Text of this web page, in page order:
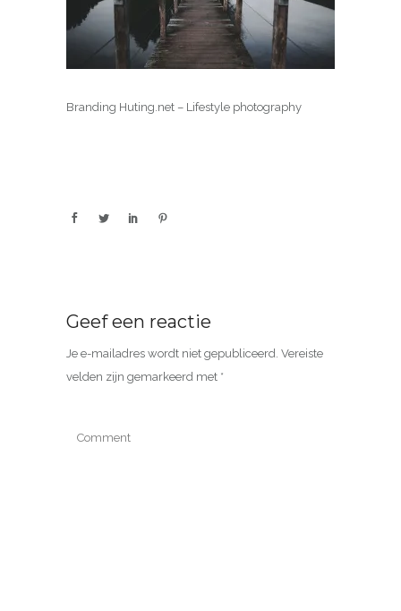
Branding Huting.net – Lifestyle photography
Geef een reactie
Je e-mailadres wordt niet gepubliceerd. Vereiste
velden zijn gemarkeerd met *